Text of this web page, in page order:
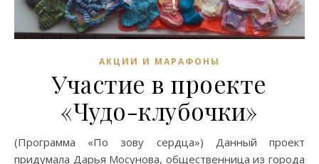
АКЦИИ И МАРАФОНЫ
Участие в проекте
«Чудо-клубочки»
(Программа «По зову сердца») Данный проект
придумала Дарья Мосунова, общественница из города